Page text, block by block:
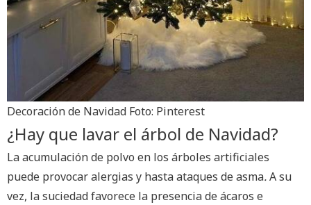
Decoración de Navidad Foto: Pinterest
¿Hay que lavar el árbol de Navidad?
La acumulación de polvo en los árboles artificiales
puede provocar alergias y hasta ataques de asma.A su
vez, la suciedad favorece la presencia de ácaros e